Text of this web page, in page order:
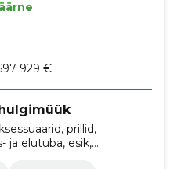
929 €
prillid,
ja elutuba, esik,